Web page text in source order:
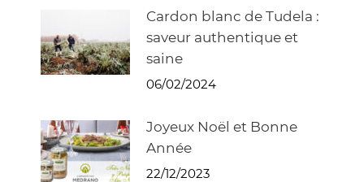
Cardon blanc de Tudela :
saveur authentique et
saine
06/02/2024
Joyeux Noël et Bonne
Année
22/12/2023